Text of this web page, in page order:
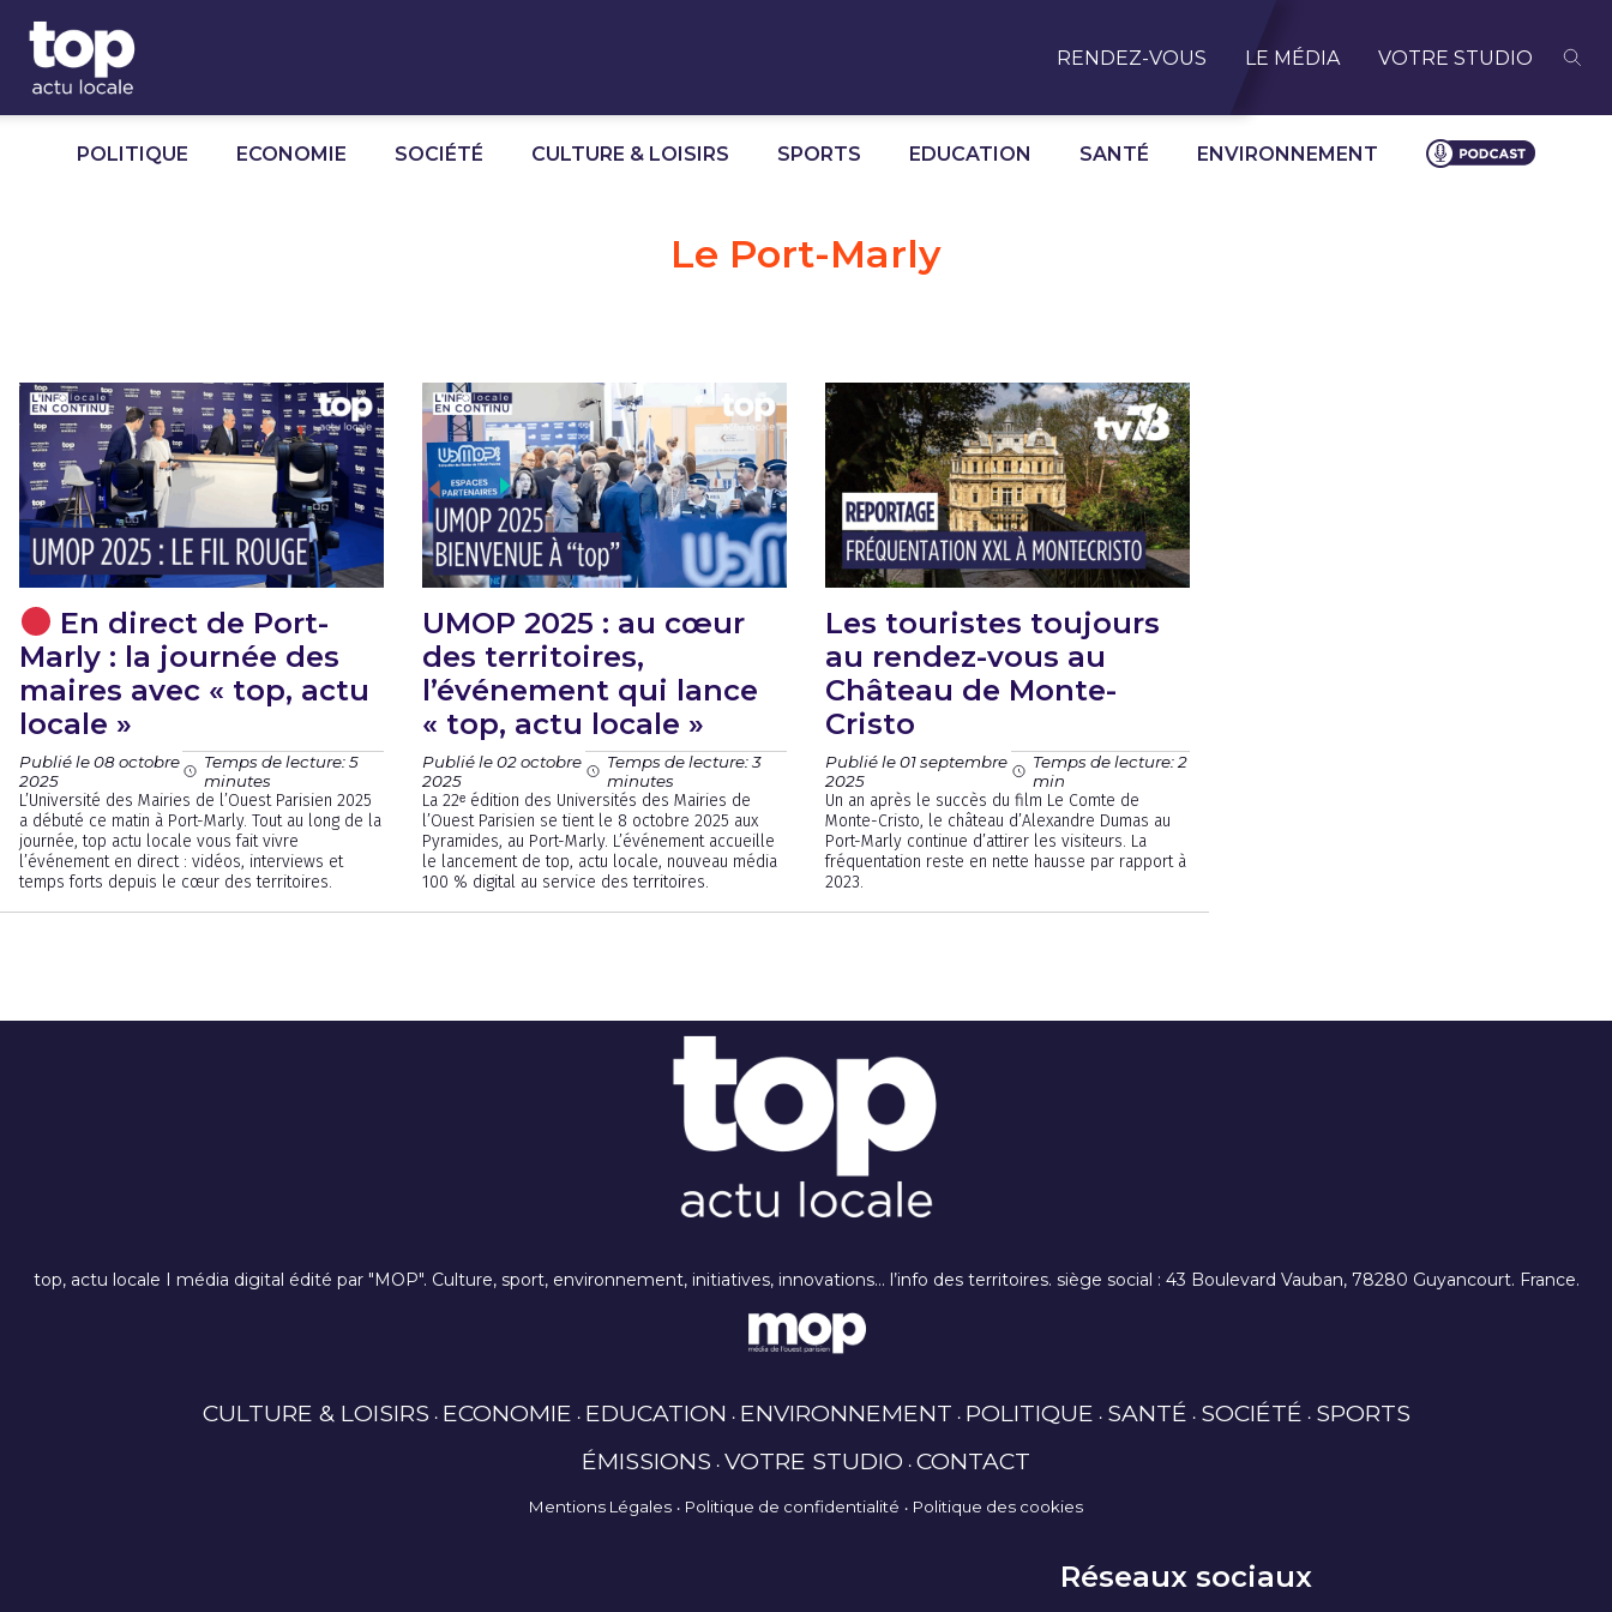
RENDEZ-VOUS LE MÉDIA VOTRE STUDIO
POLITIQUE ECONOMIE SOCIÉTÉ CULTURE & LOISIRS SPORTS EDUCATION SANTÉ ENVIRONNEMENT
Le Port-Marly
En direct de Port-
Marly : la journée des
maires avec « top, actu
locale »
Publié le 08 octobre
2025
Temps de lecture: 5
minutes
L’Université des Mairies de l’Ouest Parisien 2025
a débuté ce matin à Port-Marly. Tout au long de la
journée, top actu locale vous fait vivre
l’événement en direct : vidéos, interviews et
temps forts depuis le cœur des territoires.
UMOP 2025 : au cœur
des territoires,
l’événement qui lance
« top, actu locale »
Publié le 02 octobre
2025
Temps de lecture: 3
minutes
La 22ᵉ édition des Universités des Mairies de
l’Ouest Parisien se tient le 8 octobre 2025 aux
Pyramides, au Port-Marly. L’événement accueille
le lancement de top, actu locale, nouveau média
100 % digital au service des territoires.
Les touristes toujours
au rendez-vous au
Château de Monte-
Cristo
Publié le 01 septembre
2025
Temps de lecture: 2
min
Un an après le succès du film Le Comte de
Monte-Cristo, le château d’Alexandre Dumas au
Port-Marly continue d’attirer les visiteurs. La
fréquentation reste en nette hausse par rapport à
2023.
top, actu locale I média digital édité par "MOP". Culture, sport, environnement, initiatives, innovations… l’info des territoires. siège social : 43 Boulevard Vauban, 78280 Guyancourt. France.
CULTURE & LOISIRS ECONOMIE EDUCATION ENVIRONNEMENT POLITIQUE SANTÉ SOCIÉTÉ SPORTS
ÉMISSIONS VOTRE STUDIO CONTACT
Mentions Légales Politique de confidentialité Politique des cookies
Réseaux sociaux